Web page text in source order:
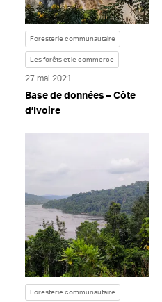
Foresterie communautaire
Les forêts et le commerce
27 mai 2021
Base de données – Côte
d’Ivoire
Foresterie communautaire